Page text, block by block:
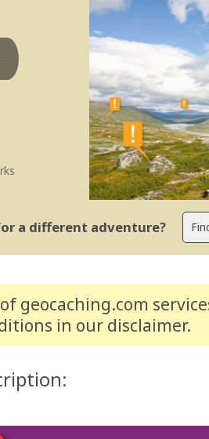
a different adventure?
geocaching.com
in our disclaimer.